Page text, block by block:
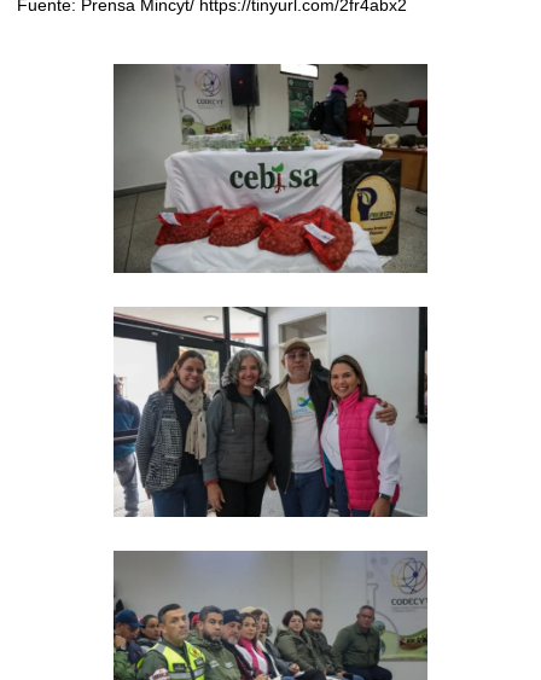
Fuente: Prensa Mincyt/ https://tinyurl.com/2fr4abx2